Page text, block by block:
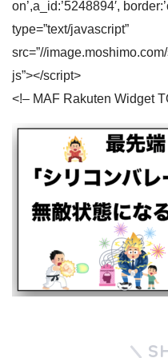
on’,a_id:’5248894′,
type=”text/javascript”
src=”//
js”></script>
<!– MAF Rakuten Widget